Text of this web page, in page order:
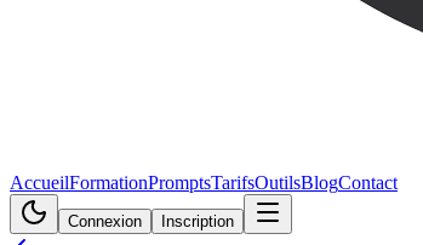
AccueilFormationPromptsTarifsOutilsBlogContact
Connexion Inscription